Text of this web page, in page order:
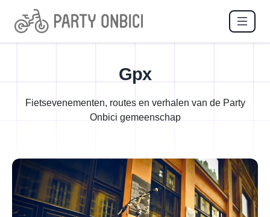
Gpx
Fietsevenementen, routes en verhalen van de Party
Onbici gemeenschap